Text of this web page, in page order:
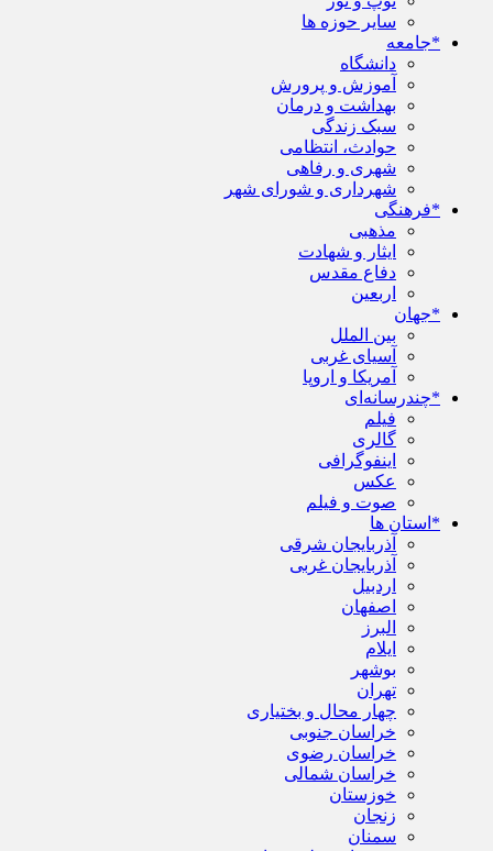
سایر حوزه ها
*جامعه
دانشگاه
آموزش و پرورش
بهداشت و درمان
سبک زندگی
حوادث، انتظامی
شهری و رفاهی
شهرداری و شورای شهر
*فرهنگی
مذهبی
ایثار و شهادت
دفاع مقدس
اربعین
*جهان
بین الملل
آسیای غربی
آمریکا و اروپا
*چندرسانه‌ای
فیلم
گالری
اینفوگرافی
عکس
صوت و فیلم
*استان ها
آذربایجان شرقی
آذربایجان غربی
اردبیل
اصفهان
البرز
ایلام
بوشهر
تهران
چهار محال و بختیاری
خراسان جنوبی
خراسان رضوی
خراسان شمالی
خوزستان
زنجان
سمنان